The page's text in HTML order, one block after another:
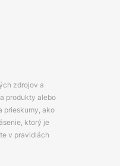
zdrojov a
produkty alebo
prieskumy, ako
ktorý je
v pravidlách